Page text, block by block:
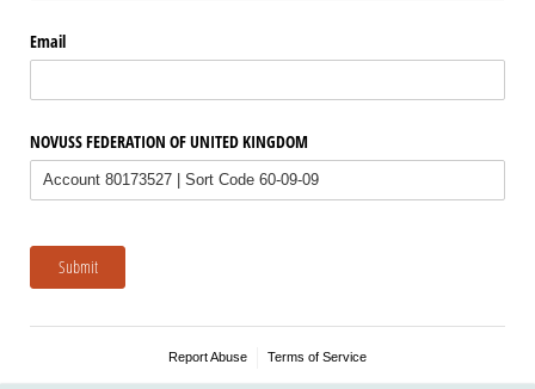
Email
NOVUSS FEDERATION OF UNITED KINGDOM
Submit
Report Abuse Terms of Service